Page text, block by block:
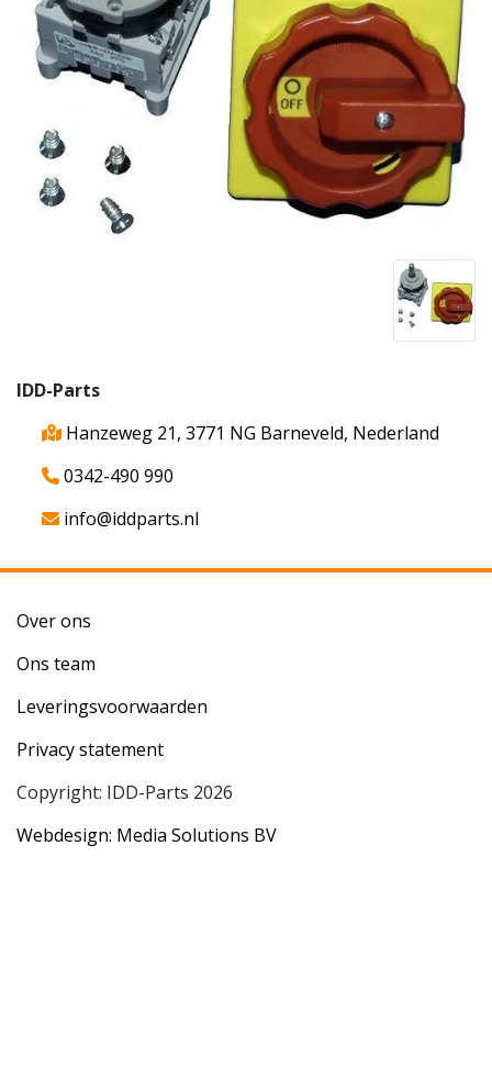
IDD-Parts
Hanzeweg 21, 3771 NG Barneveld, Nederland
0342-490 990
info@iddparts.nl
Over ons
Ons team
Leveringsvoorwaarden
Privacy statement
Copyright: IDD-Parts 2026
Webdesign: Media Solutions BV